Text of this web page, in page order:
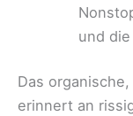
und die
Das
erinnert an